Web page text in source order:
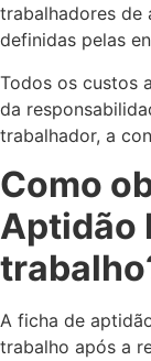
trabalhadores de
definidas pelas
Todos os custos
da
trabalhador, a
Como
Aptidão
A ficha de
trabalho após a